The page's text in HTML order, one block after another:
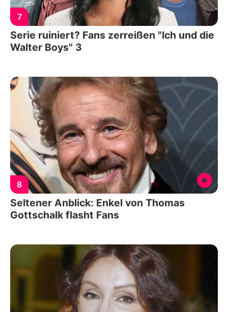
7
Serie ruiniert? Fans zerreißen "Ich und die
Walter Boys" 3
8
Seltener Anblick: Enkel von Thomas
Gottschalk flasht Fans